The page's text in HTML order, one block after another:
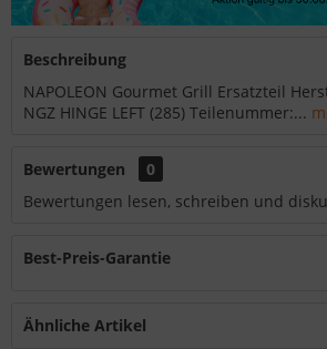
Beschreibung
NAPOLEON Gourmet Grill Ersatzteil
NGZ HINGE LEFT (285) Teilenummer:...
Bewertungen
0
Bewertungen lesen, schreiben und
Best-Preis-Garantie
Ähnliche Artikel